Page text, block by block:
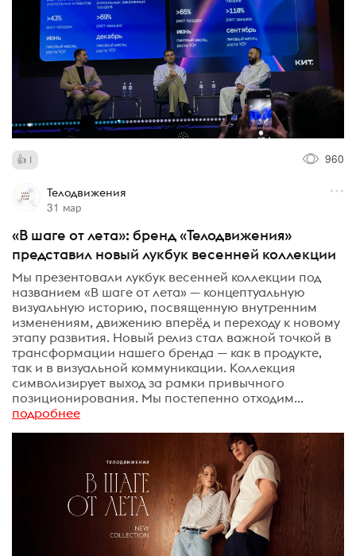
1 960
Телодвижения
31 мар
«В шаге от лета»: бренд «Телодвижения»
представил новый лукбук весенней коллекции
Мы презентовали лукбук весенней коллекции под
названием «В шаге от лета» — концептуальную
визуальную историю, посвященную внутренним
изменениям, движению вперёд и переходу к новому
этапу развития. Новый релиз стал важной точкой в
трансформации нашего бренда — как в продукте,
так и в визуальной коммуникации. Коллекция
символизирует выход за рамки привычного
позиционирования. Мы постепенно отходим...
подробнее